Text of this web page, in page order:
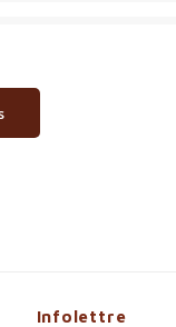
Infolettre